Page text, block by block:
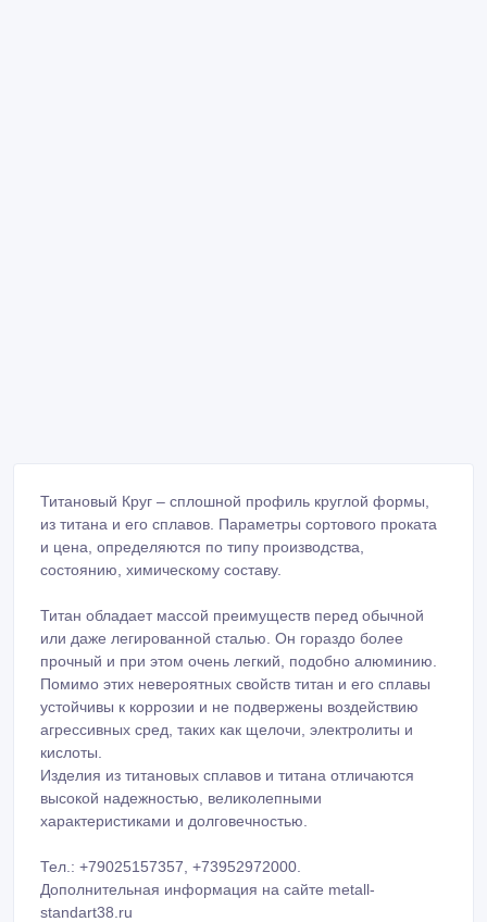
Титановый Круг – сплошной профиль круглой формы,
из титана и его сплавов. Параметры сортового проката
и цена, определяются по типу производства,
состоянию, химическому составу.
Титан обладает массой преимуществ перед обычной
или даже легированной сталью. Он гораздо более
прочный и при этом очень легкий, подобно алюминию.
Помимо этих невероятных свойств титан и его сплавы
устойчивы к коррозии и не подвержены воздействию
агрессивных сред, таких как щелочи, электролиты и
кислоты.
Изделия из титановых сплавов и титана отличаются
высокой надежностью, великолепными
характеристиками и долговечностью.
Тел.: +79025157357, +73952972000.
Дополнительная информация на сайте metall-
standart38.ru